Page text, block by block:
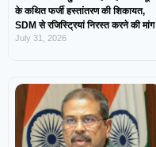
के कथित फर्जी हस्तांतरण की शिकायत,
SDM से रजिस्ट्रियां निरस्त करने की मांग
July 31, 2026